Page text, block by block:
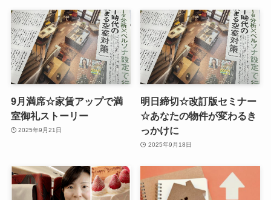
9月満席☆家賃アップで満
室御礼ストーリー
2025年9月21日
明日締切☆改訂版セミナー
☆あなたの物件が変わるき
っかけに
2025年9月18日